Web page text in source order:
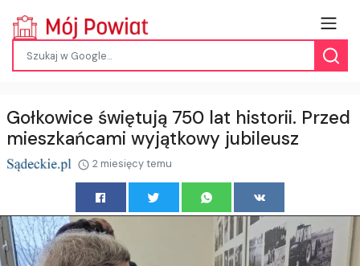
Gołkowice świętują 750 lat historii. Przed
mieszkańcami wyjątkowy jubileusz
2 miesięcy temu